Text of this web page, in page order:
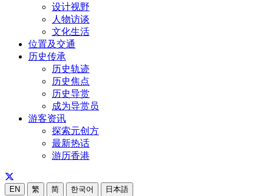
设计视野
人物访谈
文化生活
位置及交通
历史传承
历史轨迹
历史焦点
历史导赏
成为导赏员
游客资讯
探索元创方
最新热话
游历香港
EN 繁 简 한국어 日本語